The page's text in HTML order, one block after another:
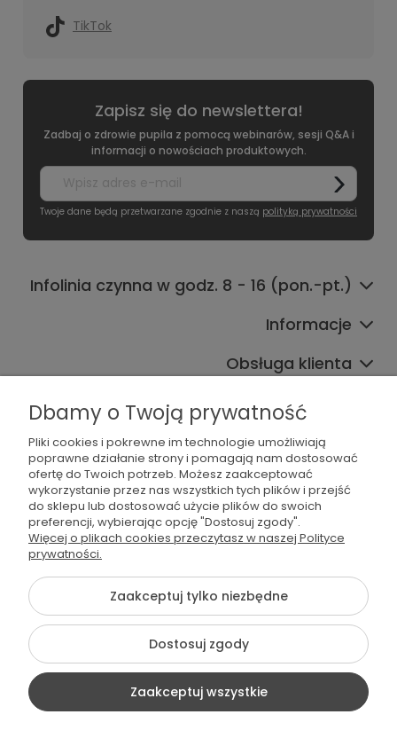
TikTok
Zapisz się do newslettera!
Zadbaj o zdrowie pupila z pomocą webinarów, sesji Q&A i
informacji o nowościach produktowych.
Twoje dane będą przetwarzane zgodnie z naszą polityką prywatności
Infolinia czynna w godz. 8 - 16 (pon.-pt.)
Informacje
Obsługa klienta
Współpraca
536 042 061
Szablon Flex byEcommercy
Dbamy o Twoją prywatność
Pliki cookies i pokrewne im technologie umożliwiają
poprawne działanie strony i pomagają nam dostosować
ofertę do Twoich potrzeb. Możesz zaakceptować
wykorzystanie przez nas wszystkich tych plików i przejść
do sklepu lub dostosować użycie plików do swoich
preferencji, wybierając opcję "Dostosuj zgody".
Więcej o plikach cookies przeczytasz w naszej Polityce
prywatności.
Zaakceptuj tylko niezbędne
Dostosuj zgody
Zaakceptuj wszystkie